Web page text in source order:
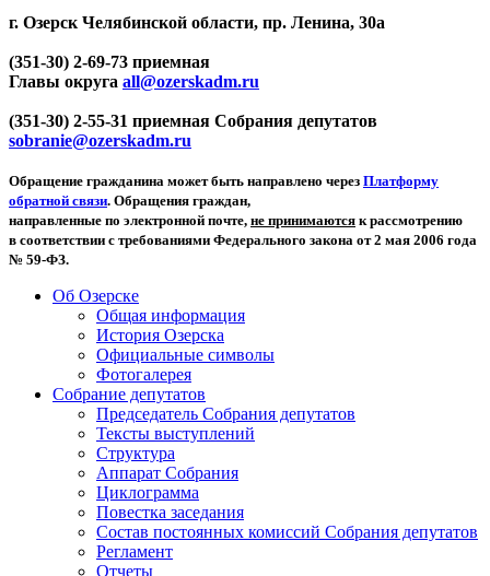
г. Озерск Челябинской области, пр. Ленина, 30а
(351-30) 2-69-73 приемная
Главы округа all@ozerskadm.ru
(351-30) 2-55-31 приемная Собрания депутатов
sobranie@ozerskadm.ru
Обращение гражданина может быть направлено через Платформу
обратной связи. Обращения граждан,
направленные по электронной почте, не принимаются к рассмотрению
в соответствии с требованиями Федерального закона от 2 мая 2006 года
№ 59-ФЗ.
Об Озерске
Общая информация
История Озерска
Официальные символы
Фотогалерея
Собрание депутатов
Председатель Собрания депутатов
Тексты выступлений
Структура
Аппарат Собрания
Циклограмма
Повестка заседания
Состав постоянных комиссий Собрания депутатов
Регламент
Отчеты